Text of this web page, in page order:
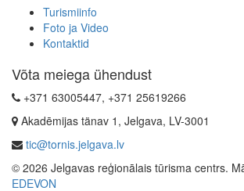
Turismiinfo
Foto ja Video
Kontaktid
Võta meiega ühendust
+371 63005447, +371 25619266
Akadēmijas tänav 1, Jelgava, LV-3001
tic@tornis.jelgava.lv
© 2026 Jelgavas reģionālais tūrisma centrs.
EDEVON